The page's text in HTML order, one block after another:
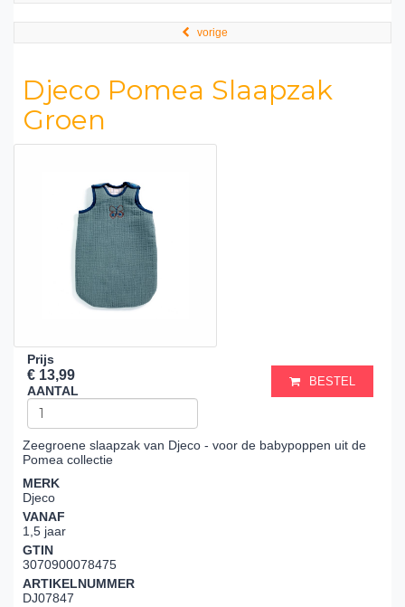
vorige
Djeco Pomea Slaapzak
Groen
Prijs
€ 13,99
AANTAL
BESTEL
Zeegroene slaapzak van Djeco - voor de babypoppen uit de
Pomea collectie
MERK
Djeco
VANAF
1,5 jaar
GTIN
3070900078475
ARTIKELNUMMER
DJ07847